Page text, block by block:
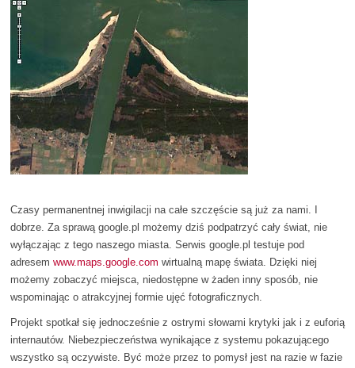
Czasy permanentnej inwigilacji na całe szczęście są już za nami. I
dobrze. Za sprawą google.pl możemy dziś podpatrzyć cały świat, nie
wyłączając z tego naszego miasta. Serwis google.pl testuje pod
adresem www.maps.google.com wirtualną mapę świata. Dzięki niej
możemy zobaczyć miejsca, niedostępne w żaden inny sposób, nie
wspominając o atrakcyjnej formie ujęć fotograficznych.
Projekt spotkał się jednocześnie z ostrymi słowami krytyki jak i z euforią
internautów. Niebezpieczeństwa wynikające z systemu pokazującego
wszystko są oczywiste. Być może przez to pomysł jest na razie w fazie